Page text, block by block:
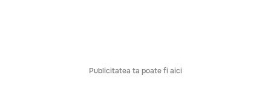
Publicitatea ta poate fi aici